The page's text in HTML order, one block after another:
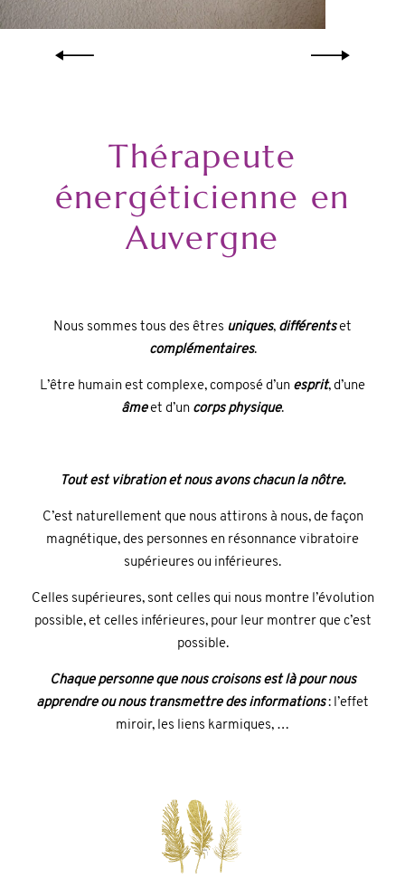
Thérapeute
énergéticienne en
Auvergne
Nous sommes tous des êtres uniques, différentset
complémentaires.
L’être humain est complexe, composé d’un esprit, d’une
âme et d’un corps physique.
Tout est vibration et nous avons chacun la nôtre.
C’est naturellement que nous attirons à nous, de façon
magnétique, des personnes en résonnance vibratoire
supérieures ou inférieures.
Celles supérieures, sont celles qui nous montre l’évolution
possible, et celles inférieures, pour leur montrer que c’est
possible.
Chaque personne que nous croisons est là pour nous
apprendre ou nous transmettre des informations: l’effet
miroir, les liens karmiques, …